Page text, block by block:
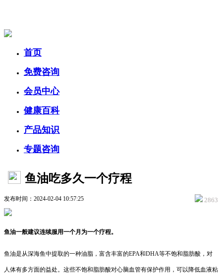
首页
免费咨询
会员中心
健康百科
产品知识
专题咨询
鱼油吃多久一个疗程
发布时间：2024-02-04 10:57:25 2863
鱼油一般建议连续服用一个月为一个疗程。
鱼油是从深海鱼中提取的一种油脂，富含丰富的EPA和DHA等不饱和脂肪酸，对
人体有多方面的益处。这些不饱和脂肪酸对心脑血管有保护作用，可以降低血液粘